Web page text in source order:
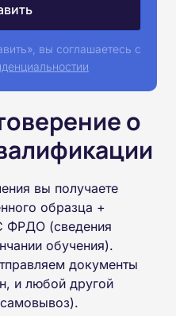
вы соглашаетесь с
о
вы получаете
образца +
ФРДО (сведения
обучения).
документы
и любой другой